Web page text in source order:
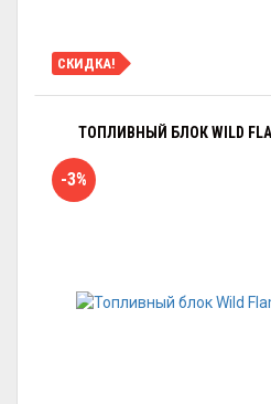
СКИДКА!
ТОПЛИВНЫЙ БЛОК WILD
-3%